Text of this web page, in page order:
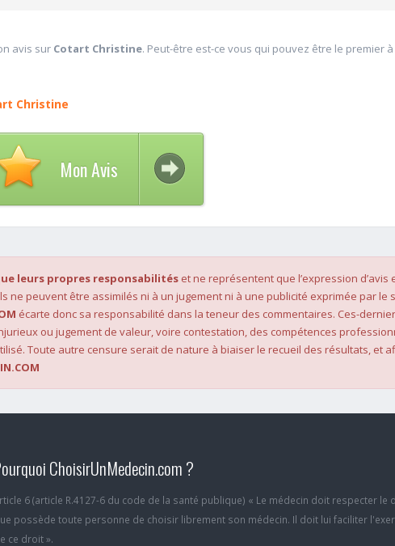
avis sur Cotart Christine. Peut-être est-ce vous qui pouvez être le premier
Christine
Mon Avis
leurs propres responsabilités et ne représentent que l’expression d’avis
ne peuvent être assimilés ni à un jugement ni à une publicité exprimée par le
écarte donc sa responsabilité dans la teneur des commentaires. Ces-
ou jugement de valeur, voire contestation, des compétences
Toute autre censure serait de nature à biaiser le recueil des résultats, et
ChoisirUnMedecin.com ?
6 (article R.4127-6 du code de la santé publique) « Le médecin doit respecter le
possède toute personne de choisir librement son médecin. Il doit lui faciliter
ce droit ».